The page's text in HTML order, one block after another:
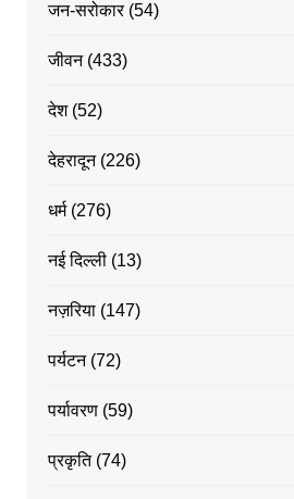
जन-सरोकार(54)
जीवन(433)
देश(52)
देहरादून(226)
धर्म(276)
नई दिल्ली(13)
नज़रिया(147)
पर्यटन(72)
पर्यावरण(59)
प्रकृति(74)